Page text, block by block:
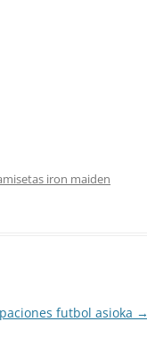
iron maiden
futbol asioka →